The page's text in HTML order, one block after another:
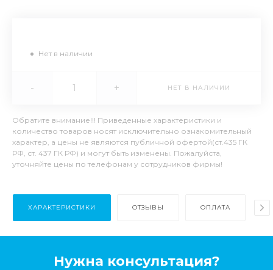
Нет в наличии
- + НЕТ В НАЛИЧИИ
Обратите внимание!!! Приведенные характеристики и
количество товаров носят исключительно ознакомительный
характер, а цены не являются публичной офертой(ст.435 ГК
РФ, ст. 437 ГК РФ) и могут быть изменены. Пожалуйста,
уточняйте цены по телефонам у сотрудников фирмы!
ХАРАКТЕРИСТИКИ ОТЗЫВЫ ОПЛАТА
Нужна консультация?